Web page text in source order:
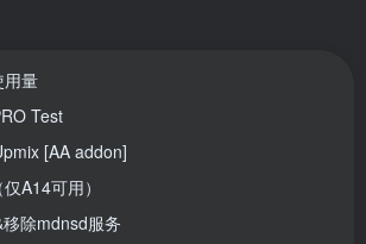
用量
Test
[AA addon]
A14可用）
除mdnsd服务